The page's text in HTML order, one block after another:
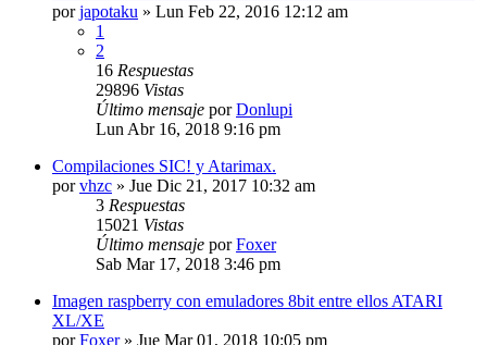
porjapotaku » Lun Feb 22, 2016 12:12 am
1
2
16 Respuestas
29896 Vistas
Último mensaje porDonlupi
Lun Abr 16, 2018 9:16 pm
Compilaciones SIC! y Atarimax.
porvhzc » Jue Dic 21, 2017 10:32 am
3 Respuestas
15021 Vistas
Último mensaje porFoxer
Sab Mar 17, 2018 3:46 pm
Imagen raspberry con emuladores 8bit entre ellos ATARI
XL/XE
porFoxer» Jue Mar 01, 2018 10:05 pm